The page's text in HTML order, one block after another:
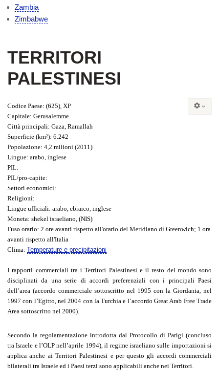
Zambia
Zimbabwe
TERRITORI
PALESTINESI
Codice Paese: (625), XP
Capitale: Gerusalemme
Città principali: Gaza, Ramallah
Superficie (km²): 6.242
Popolazione: 4,2 milioni (2011)
Lingue: arabo, inglese
PIL:
PIL/pro-capite:
Settori economici:
Religioni:
Lingue ufficiali: arabo, ebraico, inglese
Moneta: shekel israeliano, (NIS)
Fuso orario: 2 ore avanti rispetto all'orario del Meridiano di Greenwich; 1 ora
avanti rispetto all'Italia
Clima: Temperature e precipitazioni
I rapporti commerciali tra i Territori Palestinesi e il resto del mondo sono
disciplinati da una serie di accordi preferenziali con i principali Paesi
dell’area (accordo commerciale sottoscritto nel 1995 con la Giordania, nel
1997 con l’Egitto, nel 2004 con la Turchia e l’accordo Great Arab Free Trade
Area sottoscritto nel 2000).
Secondo la regolamentazione introdotta dal Protocollo di Parigi (concluso
tra Israele e l’OLP nell’aprile 1994), il regime israeliano sulle importazioni si
applica anche ai Territori Palestinesi e per questo gli accordi commerciali
bilaterali tra Israele ed i Paesi terzi sono applicabili anche nei Territori.